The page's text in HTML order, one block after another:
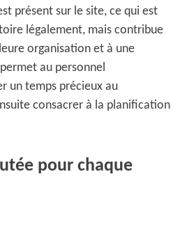
présent sur le site, ce qui est
légalement, mais contribue
organisation et à une
au personnel
un temps précieux au
consacrer à la planification
pour chaque